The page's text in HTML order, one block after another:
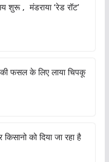
शुरू , मंडराया ‘रेड रॉट’
फसल के लिए लाया चिपकू
को दिया जा रहा है